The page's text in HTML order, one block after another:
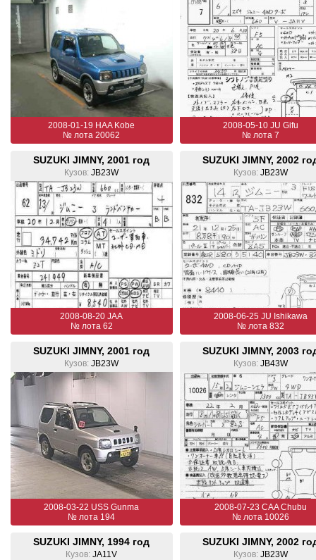
2008-01-19 HAA Kobe
№ лота 20062
2008-05-10 JU Gifu
№ лота 7
SUZUKI JIMNY, 2001 год
Кузов: JB23W
2008-08-20 JAA
№ лота 62
SUZUKI JIMNY, 2002
Кузов: JB23W
2008-06-25 JU Ishikawa
№ лота 832
SUZUKI JIMNY, 2001 год
Кузов: JB23W
2008-03-22 USS Gunma
№ лота 194
SUZUKI JIMNY, 2003
Кузов: JB43W
2008-07-23 CAA Chubu
№ лота 10026
SUZUKI JIMNY, 1994 год
Кузов: JA11V
SUZUKI JIMNY, 2002
Кузов: JB23W